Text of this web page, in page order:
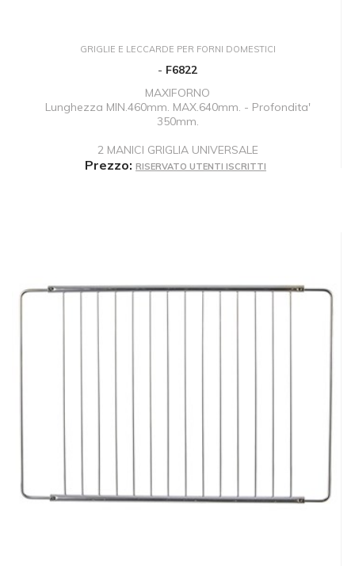
GRIGLIE E LECCARDE PER FORNI DOMESTICI
- F6822
MAXIFORNO
Lunghezza MIN.460mm. MAX.640mm. - Profondita'
350mm.
2 MANICI GRIGLIA UNIVERSALE
Prezzo: RISERVATO UTENTI ISCRITTI